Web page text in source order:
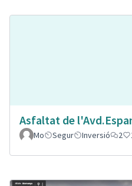
Asfaltat de
Mo
Segur Inversió 2